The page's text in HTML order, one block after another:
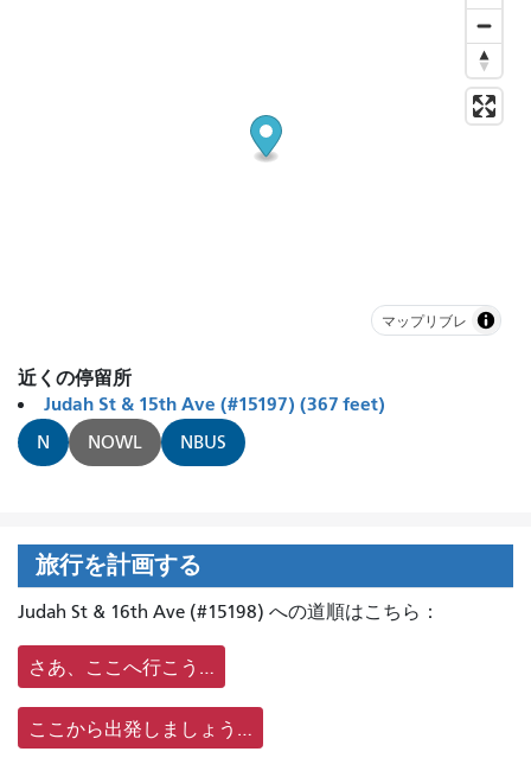
マップリブレ
近くの停留所
Judah St & 15th Ave (#15197) (367 feet)
N NOWL NBUS
旅行を計画する
Judah St & 16th Ave (#15198) への道順はこちら：
さあ、ここへ行こう…
ここから出発しましょう…